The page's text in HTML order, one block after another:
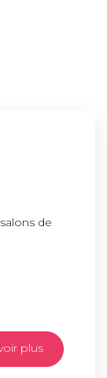
de
plus